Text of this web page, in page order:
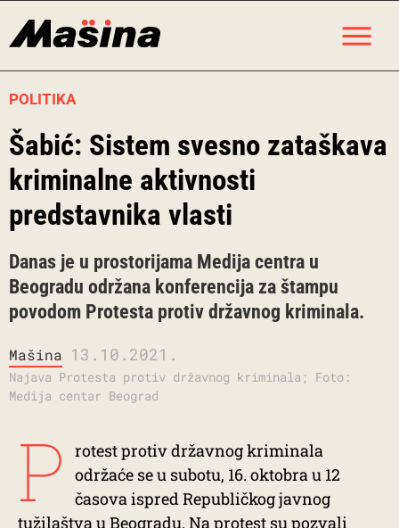
POLITIKA
Šabić: Sistem svesno zataškava
kriminalne aktivnosti
predstavnika vlasti
Danas je u prostorijama Medija centra u
Beogradu održana konferencija za štampu
povodom Protesta protiv državnog kriminala.
Mašina 13.10.2021.
Najava Protesta protiv državnog kriminala; Foto:
Medija centar Beograd
P
rotest protiv državnog kriminala
održaće se u subotu, 16. oktobra u 12
časova ispred Republičkog javnog
tužilaštva u Beogradu. Na protest su pozvali